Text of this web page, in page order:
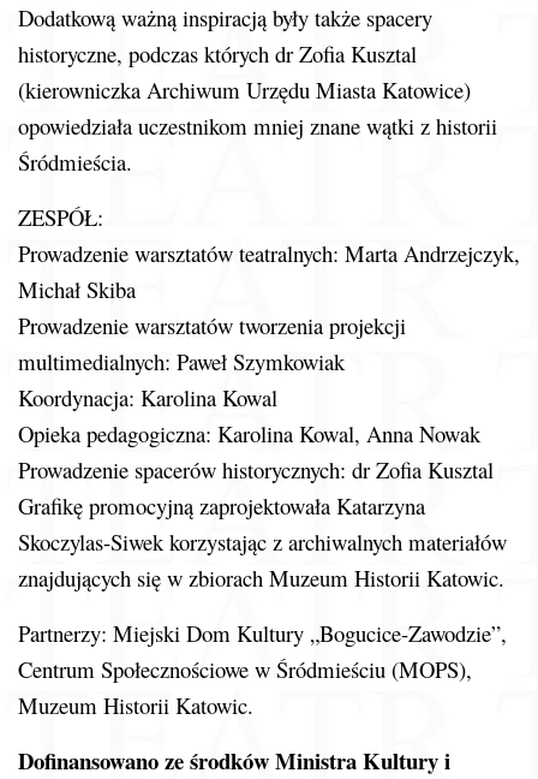
Dodatkową ważną inspiracją były także spacery
historyczne, podczas których dr Zofia Kusztal
(kierowniczka Archiwum Urzędu Miasta Katowice)
opowiedziała uczestnikom mniej znane wątki z historii
Śródmieścia.
ZESPÓŁ:
Prowadzenie warsztatów teatralnych: Marta Andrzejczyk,
Michał Skiba
Prowadzenie warsztatów tworzenia projekcji
multimedialnych: Paweł Szymkowiak
Koordynacja: Karolina Kowal
Opieka pedagogiczna: Karolina Kowal, Anna Nowak
Prowadzenie spacerów historycznych: dr Zofia Kusztal
Grafikę promocyjną zaprojektowała Katarzyna
Skoczylas-Siwek korzystając z archiwalnych materiałów
znajdujących się w zbiorach Muzeum Historii Katowic.
Partnerzy: Miejski Dom Kultury „Bogucice-Zawodzie”,
Centrum Społecznościowe w Śródmieściu (MOPS),
Muzeum Historii Katowic.
Dofinansowano ze środków Ministra Kultury i